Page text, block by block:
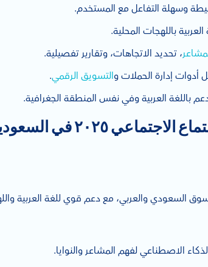
وسهلة التفاعل مع المستخدم.
باللهجات المحلية.
، تحديد الاتجاهات، وتقارير تفصيلية.
أدوات إدارة الحملات والتسويق الرقمي.
باللغة العربية وفي نفس المنطقة الجغرافية.
٢٠٢٥ في السعودية
والعربي، مع دعم قوي للغة العربية
الاصطناعي لفهم المشاعر والنوايا.